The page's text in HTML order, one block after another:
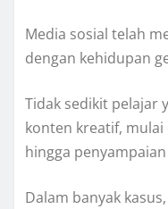
Media sosial telah
dengan kehidupan
Tidak sedikit pelajar
konten kreatif,
hingga
Dalam banyak